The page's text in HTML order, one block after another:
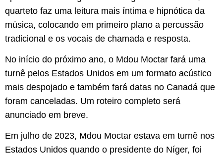
quarteto faz uma leitura mais íntima e hipnótica da
música, colocando em primeiro plano a percussão
tradicional e os vocais de chamada e resposta.
No início do próximo ano, o Mdou Moctar fará uma
turnê pelos Estados Unidos em um formato acústico
mais despojado e também fará datas no Canadá que
foram canceladas. Um roteiro completo será
anunciado em breve.
Em julho de 2023, Mdou Moctar estava em turnê nos
Estados Unidos quando o presidente do Níger, foi